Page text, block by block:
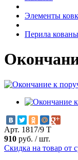
Элементы
Перила
Арт. 1817/9 Т
910 руб. /шт.
Скидка на товар от